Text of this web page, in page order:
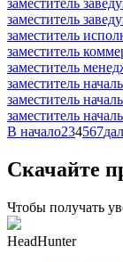
заместитель
заместитель
заместитель
заместитель
заместитель
заместитель
заместитель
В начало234567
Скачайте
Чтобы получать
HeadHunter